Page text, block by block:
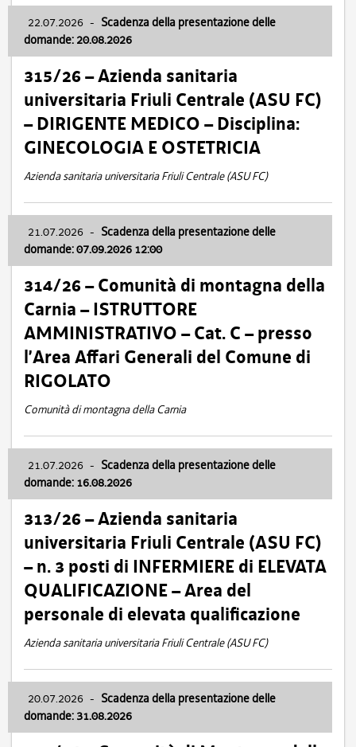
22.07.2026 - Scadenza della presentazione delle
domande: 20.08.2026
315/26 – Azienda sanitaria
universitaria Friuli Centrale (ASU FC)
– DIRIGENTE MEDICO – Disciplina:
GINECOLOGIA E OSTETRICIA
Azienda sanitaria universitaria Friuli Centrale (ASU FC)
21.07.2026 - Scadenza della presentazione delle
domande: 07.09.2026 12:00
314/26 – Comunità di montagna della
Carnia – ISTRUTTORE
AMMINISTRATIVO – Cat. C – presso
l’Area Affari Generali del Comune di
RIGOLATO
Comunità di montagna della Carnia
21.07.2026 - Scadenza della presentazione delle
domande: 16.08.2026
313/26 – Azienda sanitaria
universitaria Friuli Centrale (ASU FC)
– n. 3 posti di INFERMIERE di ELEVATA
QUALIFICAZIONE – Area del
personale di elevata qualificazione
Azienda sanitaria universitaria Friuli Centrale (ASU FC)
20.07.2026 - Scadenza della presentazione delle
domande: 31.08.2026